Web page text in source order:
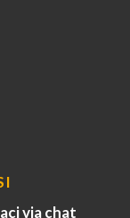
via chat